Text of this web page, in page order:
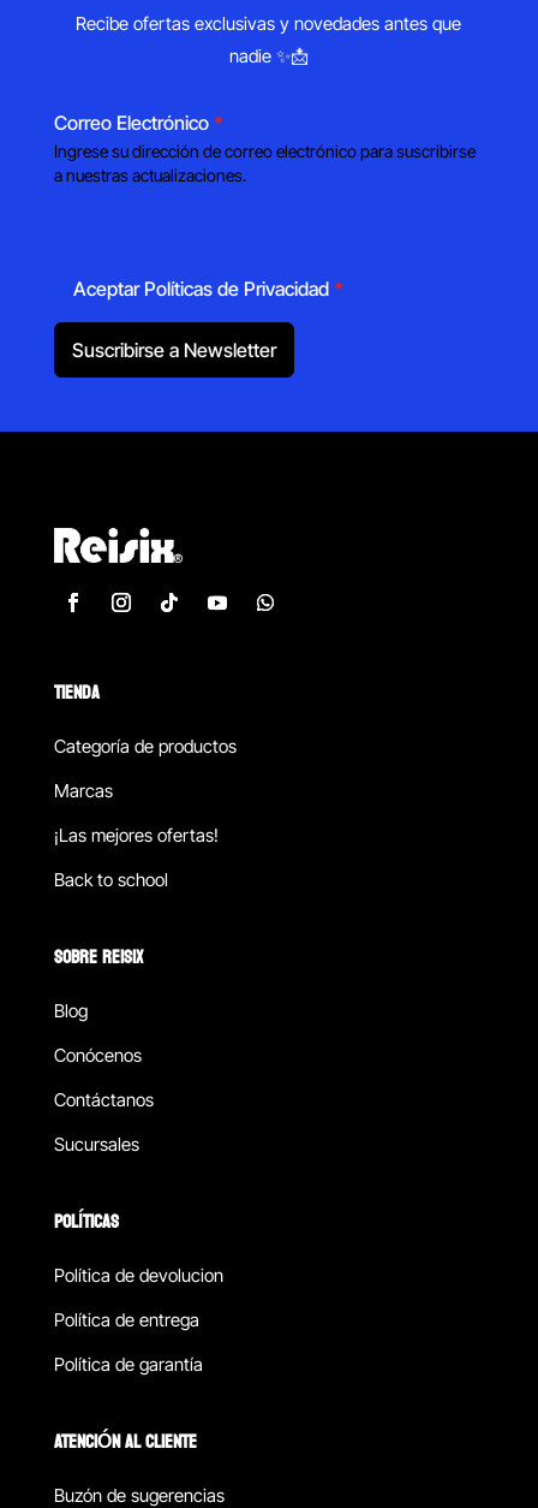
Recibe ofertas exclusivas y novedades antes que
nadie ✨📩
Correo Electrónico *
Ingrese su dirección de correo electrónico para suscribirse
a nuestras actualizaciones.
Aceptar Políticas de Privacidad *
Suscribirse a Newsletter
TIENDA
Categoría de productos
Marcas
¡Las mejores ofertas!
Back to school
SOBRE REISIX
Blog
Conócenos
Contáctanos
Sucursales
POLÍTICAS
Política de devolucion
Política de entrega
Política de garantía
ATENCIÓN AL CLIENTE
Buzón de sugerencias